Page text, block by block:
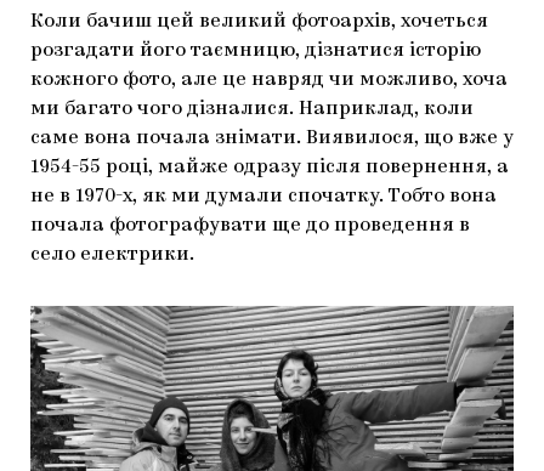
Коли бачиш цей великий фотоархів, хочеться
розгадати його таємницю, дізнатися історію
кожного фото, але це навряд чи можливо, хоча
ми багато чого дізналися. Наприклад, коли
саме вона почала знімати. Виявилося, що вже у
1954-55 році, майже одразу після повернення, а
не в 1970-х, як ми думали спочатку. Тобто вона
почала фотографувати ще до проведення в
село електрики.